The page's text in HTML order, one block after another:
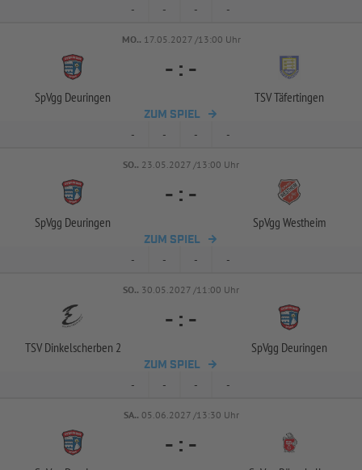
- - - -
MO.. 17.05.2027 /13:00 Uhr
SpVgg Deuringen
- : -
TSV Täfertingen
ZUM SPIEL
- - - -
SO.. 23.05.2027 /13:00 Uhr
SpVgg Deuringen
- : -
SpVgg Westheim
ZUM SPIEL
- - - -
SO.. 30.05.2027 /11:00 Uhr
TSV Dinkelscherben 2
- : -
SpVgg Deuringen
ZUM SPIEL
- - - -
SA.. 05.06.2027 /13:30 Uhr
- : -